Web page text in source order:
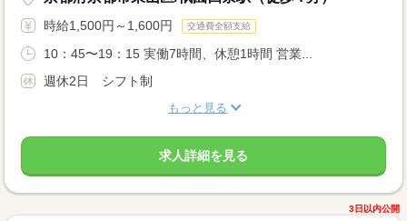
時給1,500円～1,600円 交通費全額支給
10：45〜19：15 実働7時間、休憩1時間 営業...
週休2日 シフト制
もっと見る
求人詳細を見る
3日以内公開